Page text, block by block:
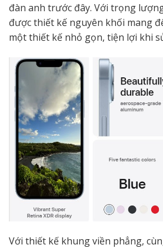
đàn anh trước đây. Với trọng
được thiết kế nguyên khối mang
một thiết kế nhỏ gọn, tiện lợi khi
Với thiết kế khung viền phẳng,